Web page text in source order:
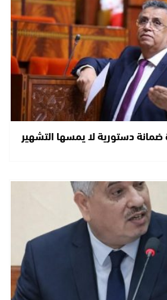
ضمانة دستورية لا يمسها التشهير